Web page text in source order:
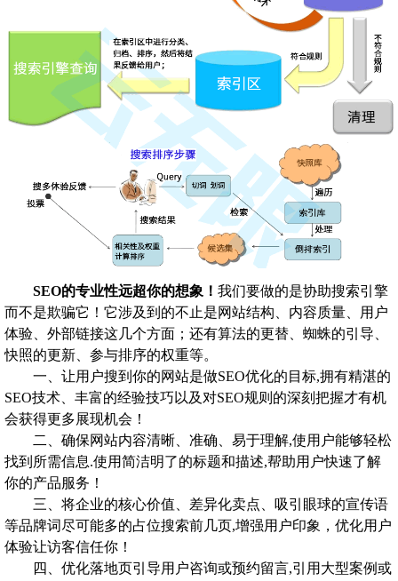
SEO的专业性远超你的想象！ 我们要做的是协助搜索引擎
而不是欺骗它！它涉及到的不止是网站结构、内容质量、用户
体验、外部链接这几个方面；还有算法的更替、蜘蛛的引导、
快照的更新、参与排序的权重等。
一、让用户搜到你的网站是做SEO优化的目标,拥有精湛的
SEO技术、丰富的经验技巧以及对SEO规则的深刻把握才有机
会获得更多展现机会！
二、确保网站内容清晰、准确、易于理解,使用户能够轻松
找到所需信息.使用简洁明了的标题和描述,帮助用户快速了解
你的产品服务！
三、将企业的核心价值、差异化卖点、吸引眼球的宣传语
等品牌词尽可能多的占位搜索前几页,增强用户印象，优化用户
体验让访客信任你！
四、优化落地页引导用户咨询或预约留言,引用大型案例或